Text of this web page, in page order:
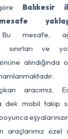
Balıkesir
mesafe,
sınırları ve
alındığında
aracımız,
dek mobil takip
araçlarımız özel